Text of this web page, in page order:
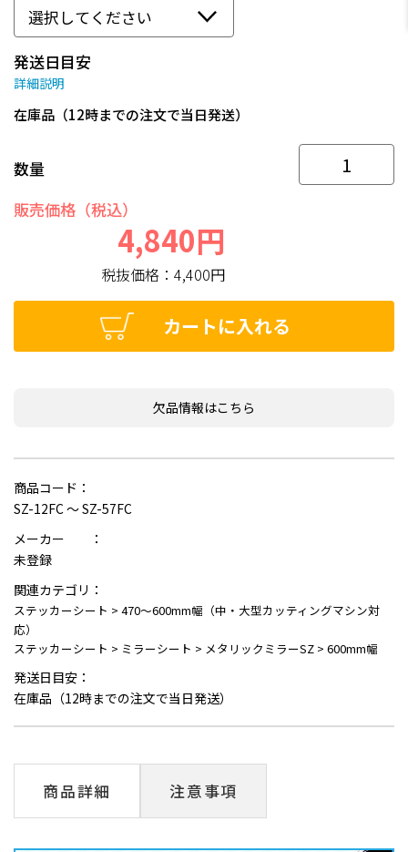
発送日目安
詳細説明
在庫品（12時までの注文で当日発送）
数量
販売価格（税込）
4,840円
税抜価格：4,400円
カートに入れる
欠品情報はこちら
商品コード：
SZ-12FC ～ SZ-57FC
メーカー ：
未登録
関連カテゴリ：
ステッカーシート > 470～600mm幅（中・大型カッティングマシン対
応）
ステッカーシート > ミラーシート > メタリックミラーSZ > 600mm幅
発送日目安：
在庫品（12時までの注文で当日発送）
商品詳細 注意事項